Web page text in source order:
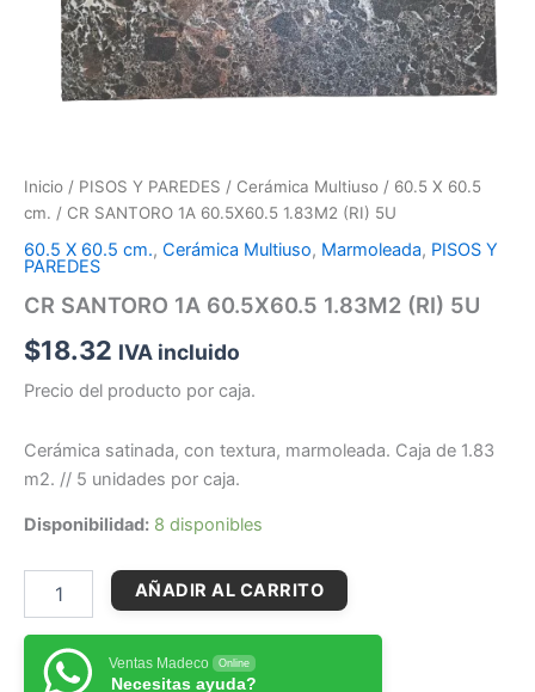
Inicio / PISOS Y PAREDES / Cerámica Multiuso / 60.5 X 60.5
cm. / CR SANTORO 1A 60.5X60.5 1.83M2 (RI) 5U
60.5 X 60.5 cm., Cerámica Multiuso, Marmoleada, PISOS Y
PAREDES
CR SANTORO 1A 60.5X60.5 1.83M2 (RI) 5U
$18.32 IVA incluido
Precio del producto por caja.
Cerámica satinada, con textura, marmoleada. Caja de 1.83
m2. // 5 unidades por caja.
Disponibilidad: 8 disponibles
AÑADIR AL CARRITO
Ventas Madeco Online
Necesitas ayuda?